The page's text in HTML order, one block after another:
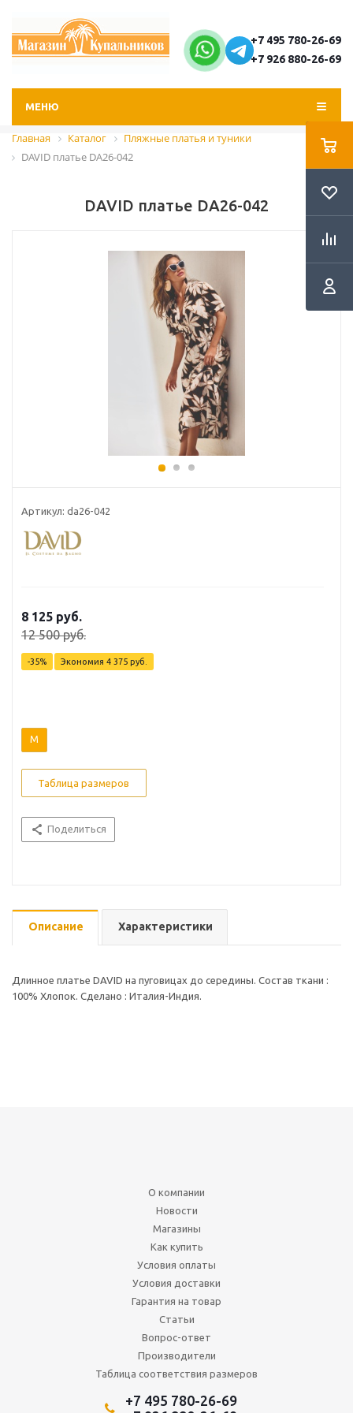
+7 495 780-26-69
+7 926 880-26-69
МЕНЮ
Главная Каталог
Пляжные платья и туники
DAVID платье DA26-042
DAVID платье DA26-042
Артикул: da26-042
8 125 руб.
12 500 руб.
-35% Экономия 4 375 руб.
M
Таблица размеров
Поделиться
Описание Характеристики
Длинное платье DAVID на пуговицах до середины. Состав ткани :
100% Хлопок. Сделано : Италия-Индия.
О компании
Новости
Магазины
Как купить
Условия оплаты
Условия доставки
Гарантия на товар
Статьи
Вопрос-ответ
Производители
Таблица соответствия размеров
+7 495 780-26-69